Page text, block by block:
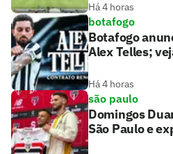
Há 4 horas
botafogo
Botafogo
Alex Telles;
Há 4 horas
são paulo
Domingos
São Paulo e